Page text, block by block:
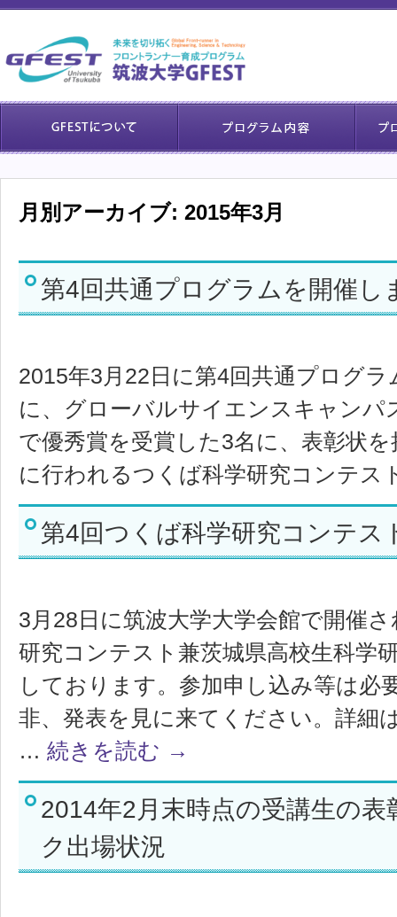
月別アーカイブ: 2015年3月
第4回共通プログラムを開催し
2015年3月22日に第4回共通プログ
に、グローバルサイエンスキャンパ
で優秀賞を受賞した3名に、表彰状
に行われるつくば科学研究コンテ
第4回つくば科学研究コンテス
3月28日に筑波大学大学会館で開催
研究コンテスト兼茨城県高校生科学
しております。参加申し込み等は必
非、発表を見に来てください。詳細
… 続きを読む →
2014年2月末時点の受講生の
ク出場状況